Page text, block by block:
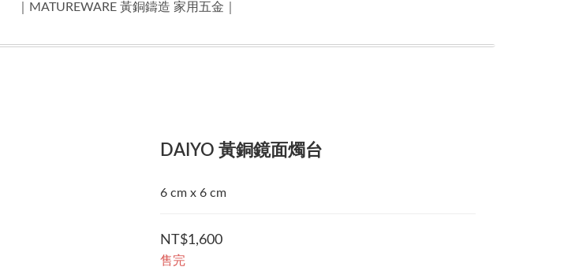
｜MATUREWARE 黃銅鑄造 家用五金｜
DAIYO 黃銅鏡面燭台
6 cm x 6 cm
NT$1,600
售完